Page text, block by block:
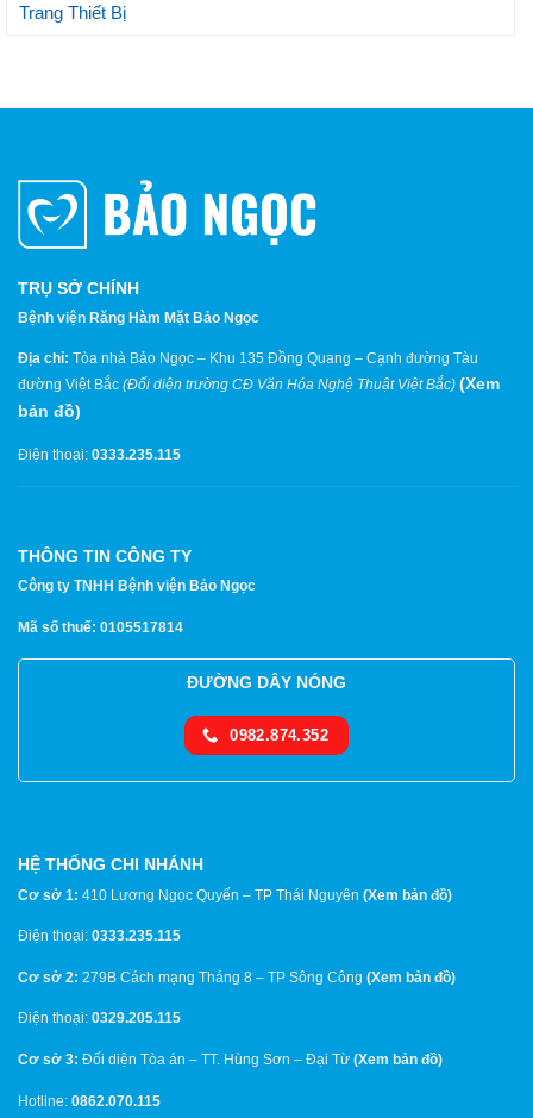
Trang Thiết Bị
TRỤ SỞ CHÍNH
Bệnh viện Răng Hàm Mặt Bảo Ngọc
Địa chỉ: Tòa nhà Bảo Ngọc – Khu 135 Đồng Quang – Cạnh đường Tàu
đường Việt Bắc (Đối diện trường CĐ Văn Hóa Nghệ Thuật Việt Bắc) (Xem
bản đồ)
Điện thoại: 0333.235.115
THÔNG TIN CÔNG TY
Công ty TNHH Bệnh viện Bảo Ngọc
Mã số thuế: 0105517814
ĐƯỜNG DÂY NÓNG
0982.874.352
HỆ THỐNG CHI NHÁNH
Cơ sở 1: 410 Lương Ngọc Quyến – TP Thái Nguyên (Xem bản đồ)
Điện thoại: 0333.235.115
Cơ sở 2: 279B Cách mạng Tháng 8 – TP Sông Công (Xem bản đồ)
Điện thoại: 0329.205.115
Cơ sở 3: Đối diện Tòa án – TT. Hùng Sơn – Đại Từ (Xem bản đồ)
Hotline: 0862.070.115